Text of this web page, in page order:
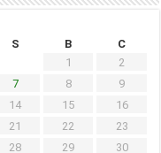
S B
C
1
2
7 8
9
14 15
16
21 22
23
28 29
30